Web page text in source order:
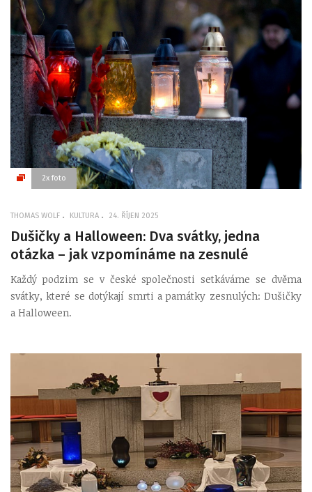
2x foto
THOMAS WOLF KULTURA 24. ŘÍJEN 2025
Dušičky a Halloween: Dva svátky, jedna
otázka – jak vzpomínáme na zesnulé
Každý podzim se v české společnosti setkáváme se dvěma
svátky, které se dotýkají smrti a památky zesnulých: Dušičky
a Halloween.